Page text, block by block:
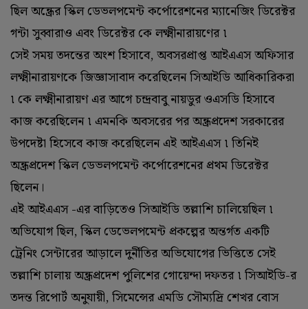
ছিল অন্ধ্রের স্কিল ডেভলপমেন্ট কর্পোরেশনের ম্যানেজিং ডিরেক্টর
গন্টা সুব্বারাও এবং ডিরেক্টর কে লক্ষ্মীনারায়ণের ৷
সেই সময় তদন্তের অংশ হিসাবে, অবসরপ্রাপ্ত আইএএস অফিসার
লক্ষ্মীনারায়ণকে জিজ্ঞাসাবাদ করেছিলেন সিআইডি আধিকারিকরা
৷ কে লক্ষ্মীনারায়ণ এর আগে চন্দ্রবাবু নায়ডুর ওএসডি হিসাবে
কাজ করেছিলেন ৷ এমনকি অবসরের পর অন্ধ্রপ্রদেশ সরকারের
উপদেষ্টা হিসেবে কাজ করেছিলেন এই আইএএস ৷ তিনিই
অন্ধ্রপ্রদেশ স্কিল ডেভলপমেন্ট কর্পোরেশনের প্রথম ডিরেক্টর
ছিলেন।
এই আইএএস -এর বাড়িতেও সিআইডি তল্লাশি চালিয়েছিল ৷
অভিযোগ ছিল, স্কিল ডেভেলপমেন্ট প্রকল্পের অন্তর্গত একটি
ট্রেনিং সেন্টারের আড়ালে দুর্নীতির অভিযোগের ভিত্তিতে সেই
তল্লাশি চালায় অন্ধ্রপ্রদেশ পুলিশের গোয়েন্দা দফতর ৷ সিআইডি-র
তদন্ত রিপোর্ট অনুযায়ী, সিমেন্সের এমডি সৌম্যদ্রি শেখর বোস